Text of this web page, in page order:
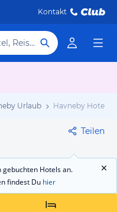
Kontakt
Hotel, Reiseziel
Urlaub Havneby Hotels
Teilen
Hotels an.
findest Du hier